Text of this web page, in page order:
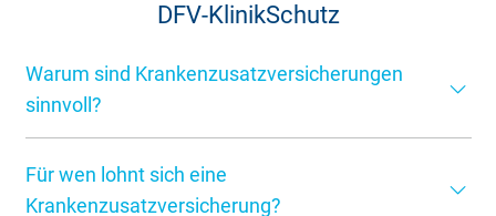
DFV-KlinikSchutz
Warum sind Krankenzusatzversicherungen
sinnvoll?
medizinische Grundversorgung ab. Viele Leistungen sind
jedoch begrenzt oder mit Zuzahlungen verbunden. Eine
Für wen lohnt sich eine
Krankenzusatzversicherung?